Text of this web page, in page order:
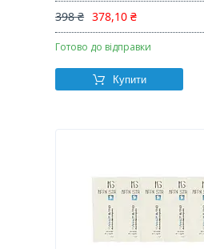
398 ₴ 378,10 ₴
Готово до відправки
Купити